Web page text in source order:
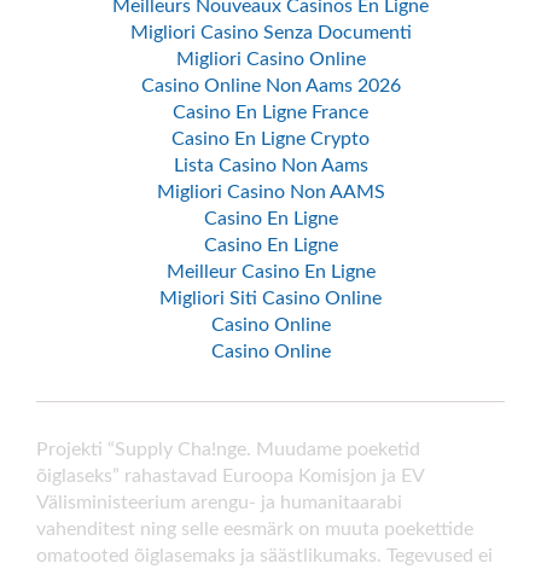
Meilleurs Nouveaux Casinos En Ligne
Migliori Casino Senza Documenti
Migliori Casino Online
Casino Online Non Aams 2026
Casino En Ligne France
Casino En Ligne Crypto
Lista Casino Non Aams
Migliori Casino Non AAMS
Casino En Ligne
Casino En Ligne
Meilleur Casino En Ligne
Migliori Siti Casino Online
Casino Online
Casino Online
Projekti “Supply Cha!nge. Muudame poeketid
õiglaseks” rahastavad Euroopa Komisjon ja EV
Välisministeerium arengu- ja humanitaarabi
vahenditest ning selle eesmärk on muuta poekettide
omatooted õiglasemaks ja säästlikumaks. Tegevused ei